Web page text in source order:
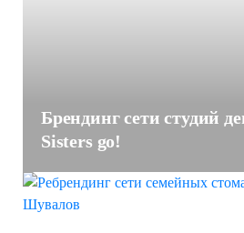
Брендинг сети студий
Sisters go!